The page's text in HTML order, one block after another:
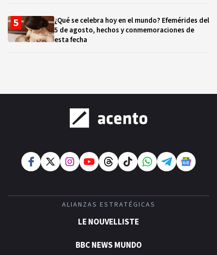
¿Qué se celebra hoy en el mundo? Efemérides del
5 de agosto, hechos y conmemoraciones de
esta fecha
ALIANZAS ESTRATÉGICAS
LE NOUVELLISTE
BBC NEWS MUNDO